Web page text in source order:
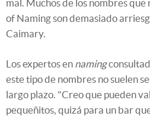
mal. Muchos de los nombres
of Naming son demasiado
Caimary.
Los expertos en naming
este tipo de nombres no suelen
largo plazo. "Creo que pueden
pequeñitos, quizá para un bar